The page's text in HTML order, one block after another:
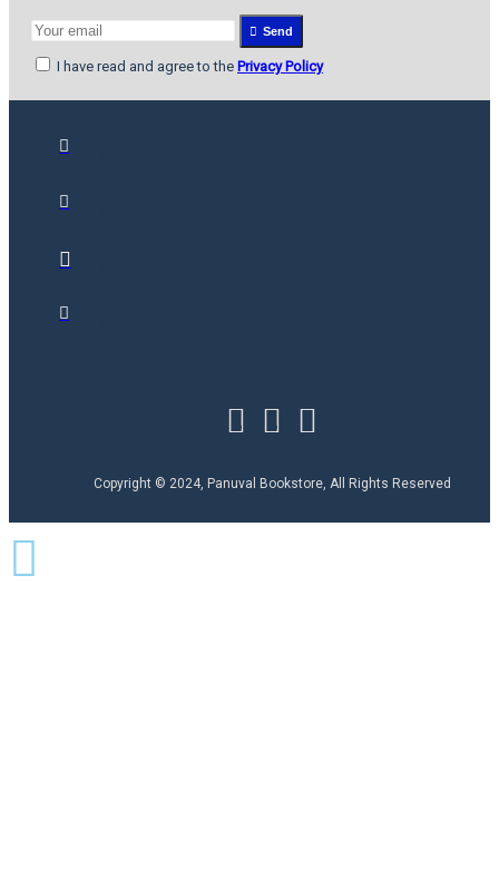
Send
I have read and agree to the Privacy Policy
Copyright © 2024, Panuval Bookstore, All Rights Reserved